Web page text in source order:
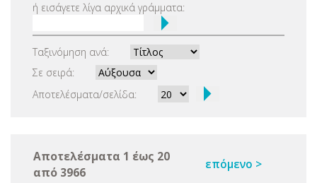
ή εισάγετε λίγα αρχικά γράμματα:
Ταξινόμηση ανά:
Σε σειρά:
Αποτελέσματα/σελίδα:
Αποτελέσματα 1 έως 20
από 3966
επόμενο >